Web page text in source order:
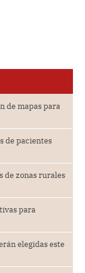
de mapas para
de pacientes
de zonas rurales
para
elegidas este